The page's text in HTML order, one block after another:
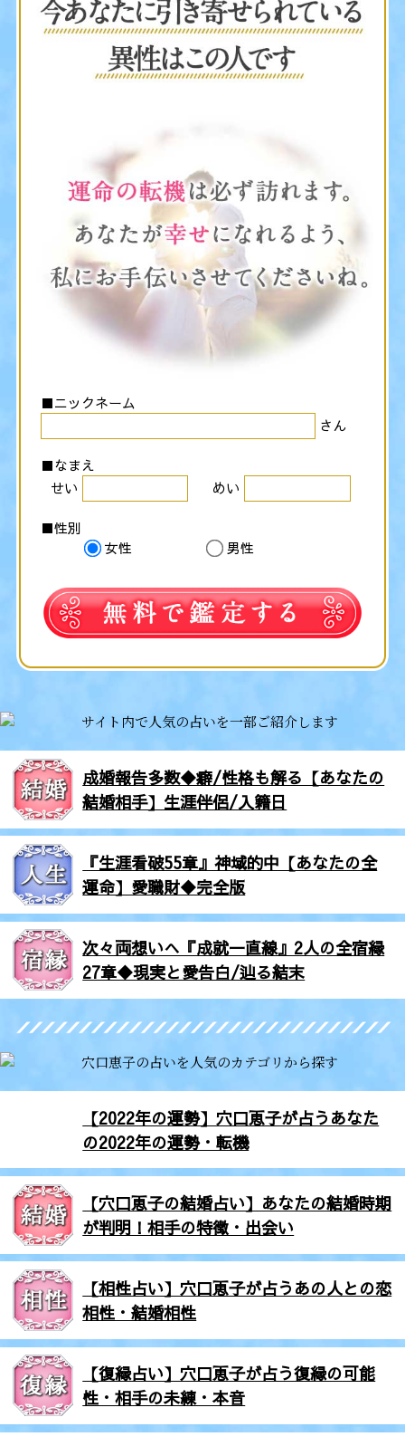
■ニックネーム
さん
■なまえ
せい
めい
■性別
女性
男性
成婚報告多数◆癖/性格も解る【あなたの
結婚相手】生涯伴侶/入籍日
『生涯看破55章』神域的中【あなたの全
運命】愛職財◆完全版
次々両想いへ『成就一直線』2人の全宿縁
27章◆現実と愛告白/辿る結末
【2022年の運勢】穴口恵子が占うあなた
の2022年の運勢・転機
【穴口恵子の結婚占い】あなたの結婚時期
が判明！相手の特徴・出会い
【相性占い】穴口恵子が占うあの人との恋
相性・結婚相性
【復縁占い】穴口恵子が占う復縁の可能
性・相手の未練・本音